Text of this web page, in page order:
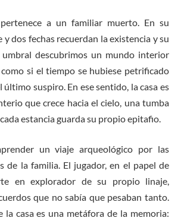
a un familiar muerto. En su
dos fechas recuerdan la existencia y su
descubrimos un mundo interior
si el tiempo se hubiese petrificado
suspiro. En ese sentido, la casa es
que crece hacia el cielo, una tumba
estancia guarda su propio epitafio.
un viaje arqueológico por las
de la familia. El jugador, en el papel de
en explorador de su propio linaje,
que no sabía que pesaban tanto.
la casa es una metáfora de la memoria: